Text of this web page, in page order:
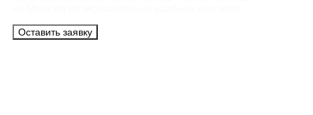
Оставить заявку